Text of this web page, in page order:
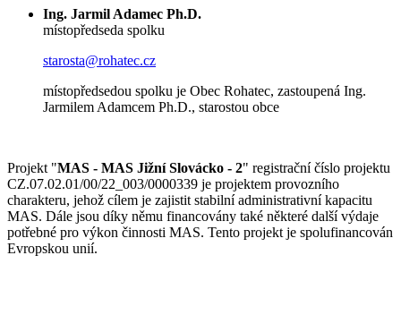
Ing. Jarmil Adamec Ph.D.
místopředseda spolku
starosta@rohatec.cz
místopředsedou spolku je Obec Rohatec, zastoupená Ing.
Jarmilem Adamcem Ph.D., starostou obce
Projekt "MAS - MAS Jižní Slovácko - 2" registrační číslo projektu
CZ.07.02.01/00/22_003/0000339 je projektem provozního
charakteru, jehož cílem je zajistit stabilní administrativní kapacitu
MAS. Dále jsou díky němu financovány také některé další výdaje
potřebné pro výkon činnosti MAS. Tento projekt je spolufinancován
Evropskou unií.